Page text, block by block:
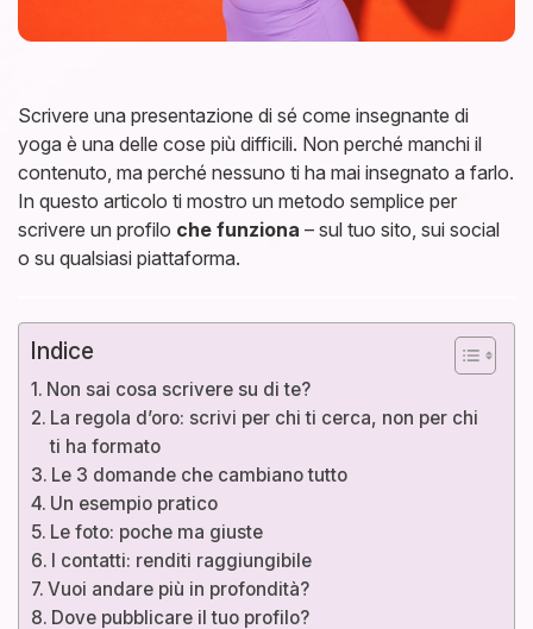
Scrivere una presentazione di sé come insegnante di
yoga è una delle cose più difficili. Non perché manchi il
contenuto, ma perché nessuno ti ha mai insegnato a farlo.
In questo articolo ti mostro un metodo semplice per
scrivere un profilo che funziona – sul tuo sito, sui social
o su qualsiasi piattaforma.
Indice
Non sai cosa scrivere su di te?
La regola d’oro: scrivi per chi ti cerca, non per chi
ti ha formato
Le 3 domande che cambiano tutto
Un esempio pratico
Le foto: poche ma giuste
I contatti: renditi raggiungibile
Vuoi andare più in profondità?
Dove pubblicare il tuo profilo?